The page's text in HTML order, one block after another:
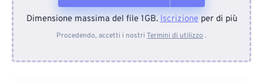
Dal dispositivo
Dimensione massima del file 1GB.Iscrizioneper di più
Procedendo, accetti i nostri Termini di utilizzo .